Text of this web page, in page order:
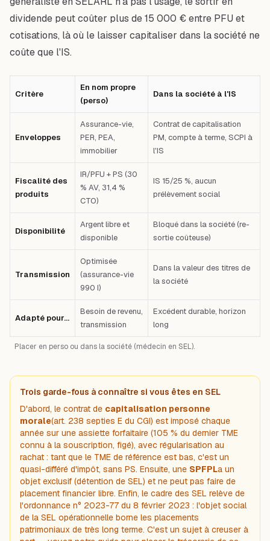
dividende peut coûter plus de 15 000 € entre PFU et
cotisations, là où le laisser capitaliser dans la société ne
coûte que l'IS.
Placer en perso ou dans la société (médecin en SEL).
Critère
En nom propre
(perso)
Dans la société à l'IS
Enveloppes
Assurance-vie,
PER, PEA,
immobilier
Contrat de capitalisation
PM, compte à terme, SCPI à
l'IS
Fiscalité des
produits
IR/PFU + PS (30
% AV, 31,4 %
CTO)
IS 15/25 %, aucun
prélèvement social
Disponibilité
Argent libre et
disponible
Bloqué dans la société (re-
sortie coûteuse)
Transmission
Optimisée
(assurance-vie
990 I)
Dans la valeur des titres de
la société
Adapté pour…
Besoin de revenu,
transmission
Excédent durable, horizon
long
Trois garde-fous à connaître si vous êtes en SEL
D'abord, le contrat de capitalisation personne
morale(art. 238 septies E du CGI) est imposé chaque
année sur une assiette forfaitaire (105 % du dernier TME
connu à la souscription, figé), avec régularisation au
rachat : tant que le TME de référence est bas, c'est un
quasi-différé d'impôt, sans PS. Ensuite, une SPFPLa un
objet exclusif (détention de SEL) et ne peut pas faire de
placement financier libre. Enfin, le cadre des SEL relève de
l'ordonnance n° 2023-77 du 8 février 2023 : l'objet social
de la SEL opérationnelle borne les placements
patrimoniaux de très long terme. C'est un sujet à creuser à